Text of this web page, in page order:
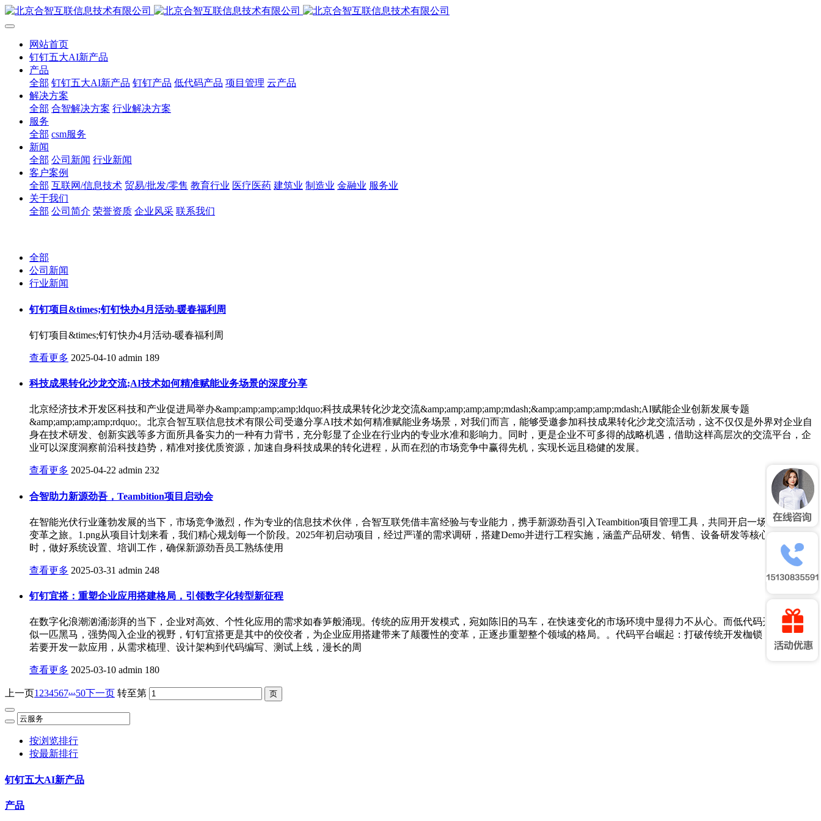
网站首页
钉钉五大AI新产品
产品
全部 钉钉五大AI新产品 钉钉产品 低代码产品 项目管理 云产品
解决方案
全部 合智解决方案 行业解决方案
服务
全部 csm服务
新闻
全部 公司新闻 行业新闻
客户案例
全部 互联网/信息技术 贸易/批发/零售 教育行业 医疗医药 建筑业 制造业 金融业 服务业
关于我们
全部 公司简介 荣誉资质 企业风采 联系我们
全部
公司新闻
行业新闻
钉钉项目&times;钉钉快办4月活动-暖春福利周
钉钉项目&times;钉钉快办4月活动-暖春福利周
查看更多 2025-04-10 admin 189
科技成果转化沙龙交流;AI技术如何精准赋能业务场景的深度分享
北京经济技术开发区科技和产业促进局举办&amp;amp;amp;amp;ldquo;科技成果转化沙龙交流&amp;amp;amp;amp;mdash;&amp;amp;amp;amp;mdash;AI赋能企业创新发展专题
&amp;amp;amp;amp;rdquo;。北京合智互联信息技术有限公司受邀分享AI技术如何精准赋能业务场景，对我们而言，能够受邀参加科技成果转化沙龙交流活动，这不仅仅是外界对企业自
身在技术研发、创新实践等多方面所具备实力的一种有力背书，充分彰显了企业在行业内的专业水准和影响力。同时，更是企业不可多得的战略机遇，借助这样高层次的交流平台，企
业可以深度洞察前沿科技趋势，精准对接优质资源，加速自身科技成果的转化进程，从而在烈的市场竞争中赢得先机，实现长远且稳健的发展。
查看更多 2025-04-22 admin 232
合智助力新源劲吾，Teambition项目启动会
在智能光伏行业蓬勃发展的当下，市场竞争激烈，作为专业的信息技术伙伴，合智互联凭借丰富经验与专业能力，携手新源劲吾引入Teambition项目管理工具，共同开启一场意义非凡的
变革之旅。1.png从项目计划来看，我们精心规划每一个阶段。2025年初启动项目，经过严谨的需求调研，搭建Demo并进行工程实施，涵盖产品研发、销售、设备研发等核心业务。同
时，做好系统设置、培训工作，确保新源劲吾员工熟练使用
查看更多 2025-03-31 admin 248
钉钉宜搭：重塑企业应用搭建格局，引领数字化转型新征程
在数字化浪潮汹涌澎湃的当下，企业对高效、个性化应用的需求如春笋般涌现。传统的应用开发模式，宛如陈旧的马车，在快速变化的市场环境中显得力不从心。而低代码开发平台恰
似一匹黑马，强势闯入企业的视野，钉钉宜搭更是其中的佼佼者，为企业应用搭建带来了颠覆性的变革，正逐步重塑整个领域的格局。。代码平台崛起：打破传统开发枷锁 过去，企业
若要开发一款应用，从需求梳理、设计架构到代码编写、测试上线，漫长的周
查看更多 2025-03-10 admin 180
上一页1 234567...50下一页 转至第
按浏览排行
按最新排行
钉钉五大AI新产品
产品